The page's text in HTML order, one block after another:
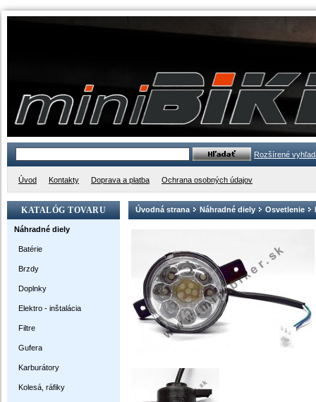
Rozšírené
Úvod Kontakty Doprava a platba Ochrana osobných údajov
KATALÓG TOVARU
Náhradné diely
Batérie
Brzdy
Doplnky
Elektro - inštalácia
Filtre
Gufera
Karburátory
Kolesá, ráfiky
Úvodná strana Náhradné diely Osvetlenie